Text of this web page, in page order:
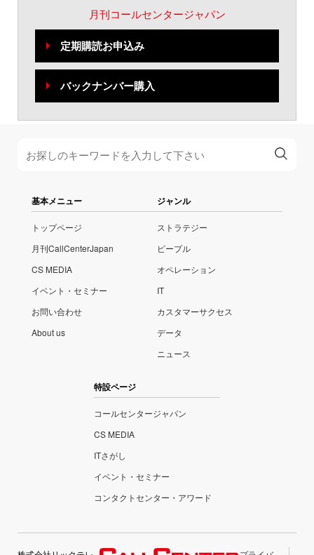
月刊コールセンタージャパン
定期購読お申込み
バックナンバー購入
基本メニュー
トップページ
月刊CallCenterJapan
CS MEDIA
イベント・セミナー
お問い合わせ
About us
ジャンル
ストラテジー
ピープル
オペレーション
IT
カスタマーサクセス
データ
ニュース
特設ページ
コールセンタージャパン
CS MEDIA
ITさがし
イベント・セミナー
コンタクトセンター・アワード